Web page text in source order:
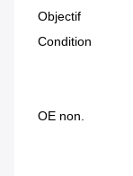
Objectif
Condition
OE non.